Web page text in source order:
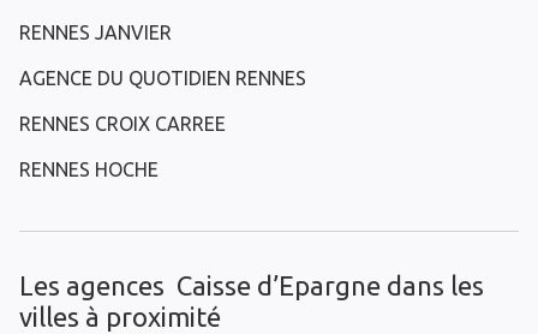
RENNES JANVIER
AGENCE DU QUOTIDIEN RENNES
RENNES CROIX CARREE
RENNES HOCHE
Les agences Caisse d’Epargne dans les
villes à proximité